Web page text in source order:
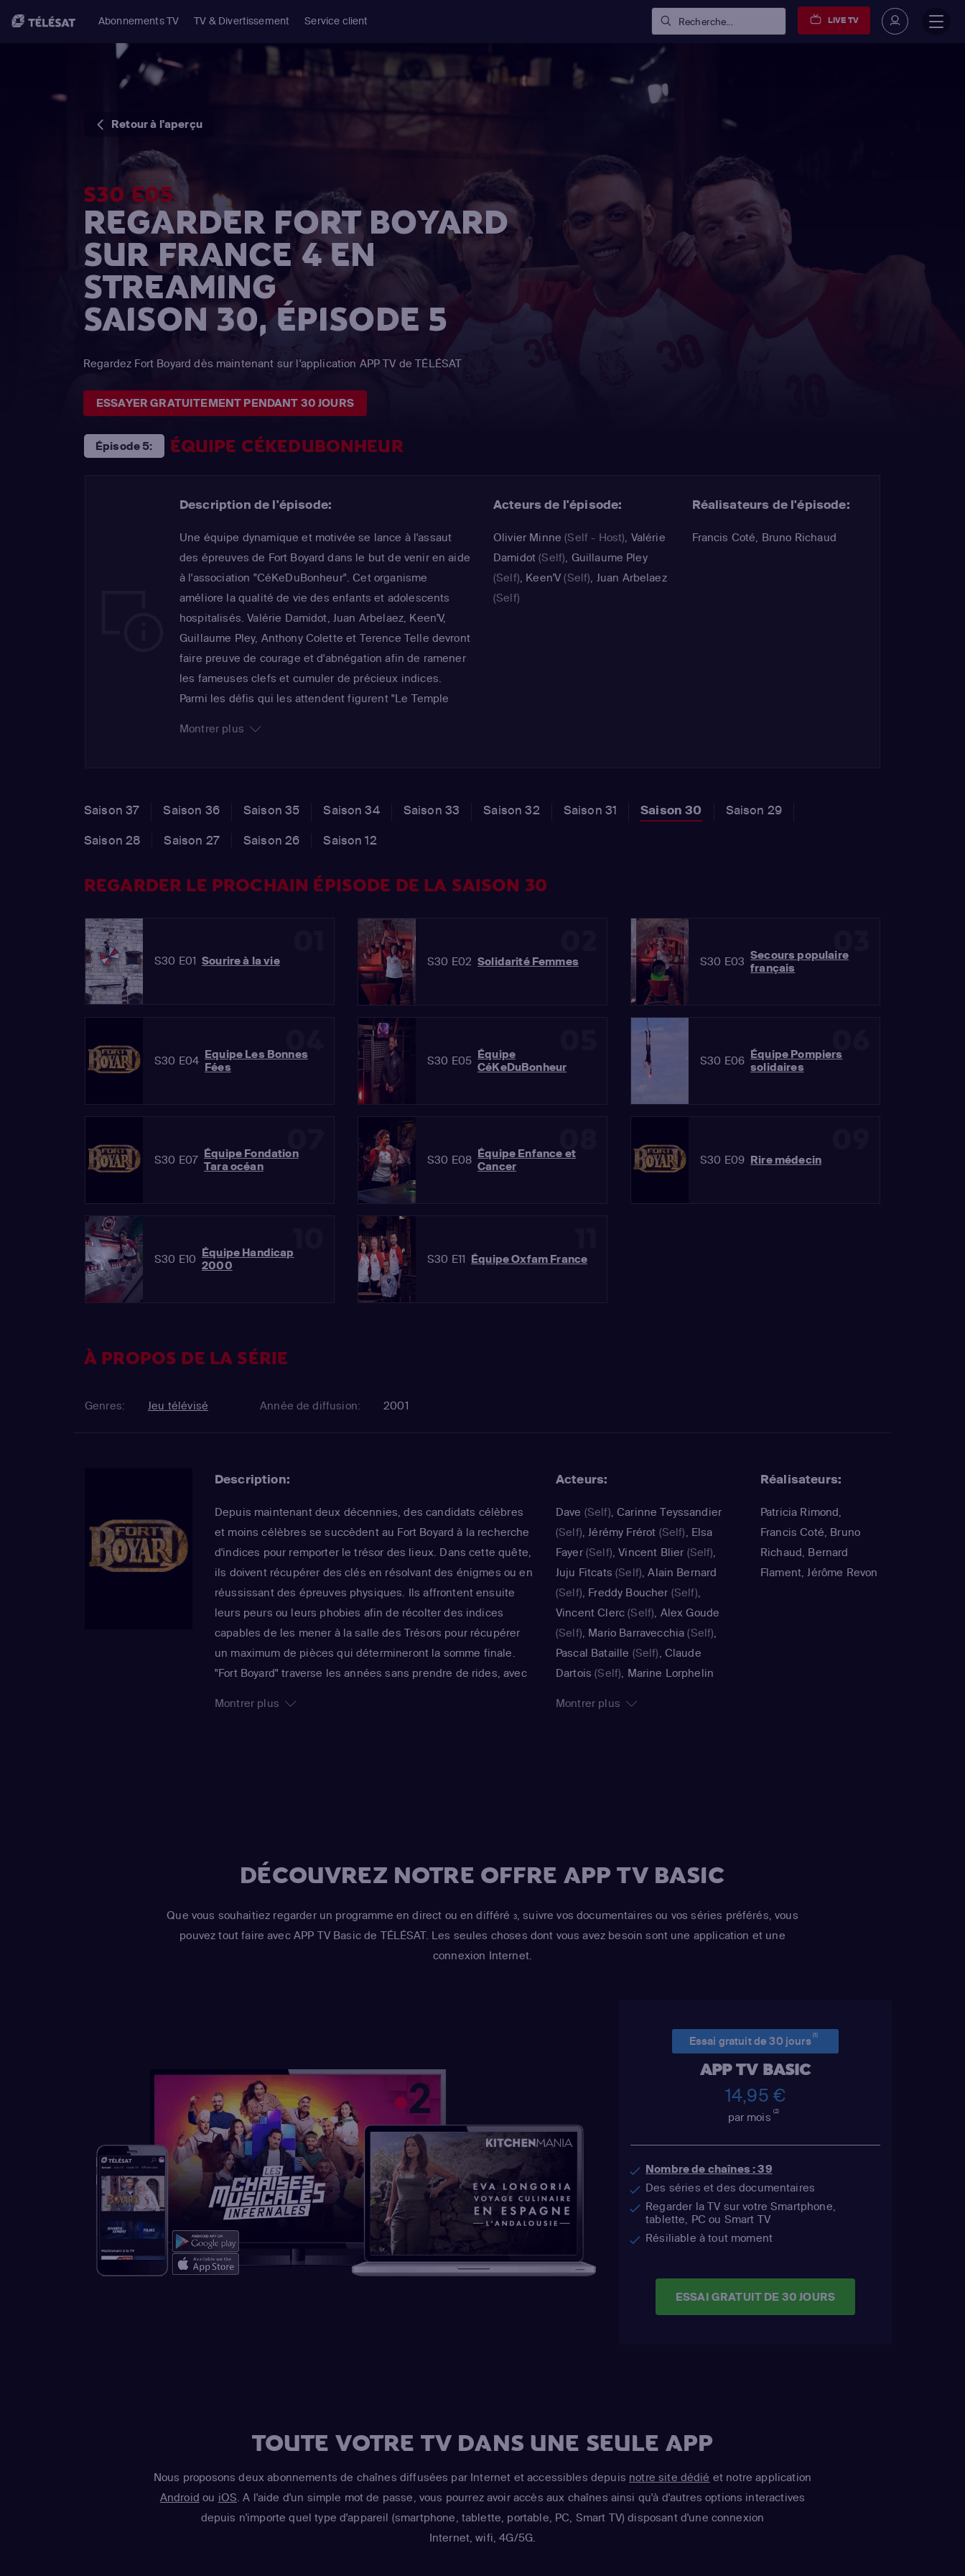
Abonnements TV TV & Divertissement Service client Recherche... LIVE TV
Retour à l'aperçu
S30 E05
REGARDER FORT BOYARD
SUR FRANCE 4 EN
STREAMING
SAISON 30, ÉPISODE 5
Regardez Fort Boyard dès maintenant sur l'application APP TV de TÉLÉSAT
ESSAYER GRATUITEMENT PENDANT 30 JOURS
Épisode 5: ÉQUIPE CÉKEDUBONHEUR
Description de l'épisode:
Une équipe dynamique et motivée se lance à l'assaut
des épreuves de Fort Boyard dans le but de venir en aide
à l'association "CéKeDuBonheur". Cet organisme
améliore la qualité de vie des enfants et adolescents
hospitalisés. Valérie Damidot, Juan Arbelaez, Keen'V,
Guillaume Pley, Anthony Colette et Terence Telle devront
faire preuve de courage et d'abnégation afin de ramener
les fameuses clefs et cumuler de précieux indices.
Parmi les défis qui les attendent figurent "Le Temple
aérien" ou encore "Le Double saut de l'ange". Patrice
Montrer plus
Acteurs de l'épisode:
Olivier Minne (Self - Host), Valérie
Damidot (Self), Guillaume Pley
(Self), Keen'V (Self), Juan Arbelaez
(Self)
Réalisateurs de l'épisode:
Francis Coté, Bruno Richaud
Saison 37 Saison 36 Saison 35 Saison 34 Saison 33 Saison 32 Saison 31 Saison 30
Saison 29
Saison 28
Saison 27 Saison 26 Saison 12
REGARDER LE PROCHAIN ÉPISODE DE LA SAISON 30
S30 E01 Sourire à la vie S30 E02 Solidarité Femmes
03
S30 E03 Secours populaire
français
S30 E04 Equipe Les Bonnes
Fées
S30 E05 Équipe
CéKeDuBonheur
S30 E06 Équipe Pompiers
solidaires
S30 E07 Équipe Fondation
Tara océan
08
S30 E08 Équipe Enfance et
Cancer
S30 E09 Rire médecin
S30 E10 Équipe Handicap
2000
S30 E11 Équipe Oxfam France
À PROPOS DE LA SÉRIE
Genres: Jeu télévisé Année de diffusion: 2001
Description:
Depuis maintenant deux décennies, des candidats célèbres
et moins célèbres se succèdent au Fort Boyard à la recherche
d'indices pour remporter le trésor des lieux. Dans cette quête,
ils doivent récupérer des clés en résolvant des énigmes ou en
réussissant des épreuves physiques. Ils affrontent ensuite
leurs peurs ou leurs phobies afin de récolter des indices
capables de les mener à la salle des Trésors pour récupérer
un maximum de pièces qui détermineront la somme finale.
"Fort Boyard" traverse les années sans prendre de rides, avec
Passe-Partout.
Montrer plus
Acteurs:
Dave (Self),Carinne Teyssandier
(Self),Jérémy Frérot (Self), Elsa
Fayer(Self),Vincent Blier (Self),
Juju Fitcats (Self),Alain Bernard
(Self), Freddy Boucher (Self),
Vincent Clerc (Self), Alex Goude
(Self), Mario Barravecchia (Self),
Pascal Bataille (Self), Claude
Dartois (Self), Marine Lorphelin
(Self)
Montrer plus
Réalisateurs:
Patricia Rimond,
Francis Coté, Bruno
Richaud, Bernard
Flament, Jérôme Revon
DÉCOUVREZ NOTRE OFFRE APP TV BASIC
Que vous souhaitiez regarder un programme en direct ou en différé 3, suivre vos documentaires ou vos séries préférés, vous
pouvez tout faire avec APP TV Basic de TÉLÉSAT. Les seules choses dont vous avez besoin sont une application et une
connexion Internet.
Essai gratuit de 30 jours(1)
APP TV BASIC
14,95 €
par mois(2)
Nombre de chaînes : 39
Des séries et des documentaires
Regarder la TV sur votre Smartphone,
tablette, PC ou Smart TV
Résiliable à tout moment
ESSAI GRATUIT DE 30 JOURS
TOUTE VOTRE TV DANS UNE SEULE APP
Nous proposons deux abonnements de chaînes diffusées par Internet et accessibles depuis notre site dédié et notre application
Android ou iOS . A l'aide d'un simple mot de passe, vous pourrez avoir accès aux chaînes ainsi qu'à d'autres options interactives
depuis n'importe quel type d'appareil (smartphone, tablette, portable, PC, Smart TV) disposant d'une connexion
Internet, wifi, 4G/5G.